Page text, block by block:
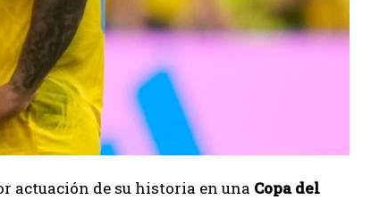
actuación de su historia en una Copa del